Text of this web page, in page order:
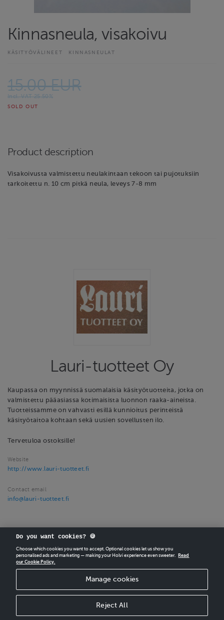
Kinnasneula, visakoivu
KÄSITYÖVÄLINEET KINNASNEULAT
15.00 EUR
Incl. VAT 25.50%
SOLD OUT
Product description
Visakoivusta valmistettu neulakintaan tekoon tai pujotuksiin
tarkoitettu n. 10 cm pitkä neula, leveys 7-8 mm
Lauri-tuotteet Oy
Kaupassa on myynnissä suomalaisia käsityötuotteita, jotka on
valmistettu pääasiassa kotimaisista luonnon raaka-aineista.
Tuotteissamme on vahvasti esillä kunnioitus perinteistä
käsityötaitoa kohtaan sekä uusien sovellusten ilo.
Tervetuloa ostoksille!
Website
http://www.lauri-tuotteet.fi
Contact email
info@lauri-tuotteet.fi
CREATEYOUR OWN HOLVI ONLINE STORE IN MINUTES.
Do you want cookies? 🍪
Choose which cookies you want to accept. Optional cookies let us show you
personalised ads and marketing — making your Holvi experience even sweeter.
Read
our Cookie Policy.
Manage cookies
Reject All